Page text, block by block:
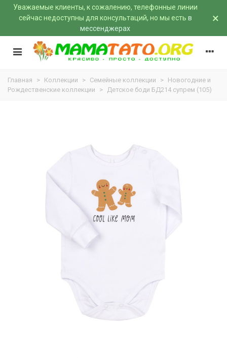
Уважаемые клиенты, к сожалению, телефонные линии
сейчас недоступны для консультаций, но мы есть в
мессенджерах
×
Главная > Коллекции > Семейные коллекции > Новогодние и
Рождественские коллекции
> Детское боди БД214 супрем (105)